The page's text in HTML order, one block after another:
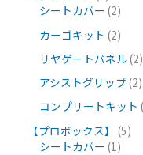
シートカバー 2
カーゴキット 2
リヤゲートパネル 2
アシストグリップ 2
コンプリートキット
【プロボックス】
5
シートカバー 1